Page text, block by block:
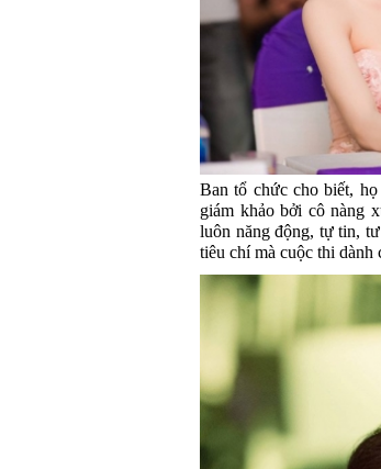
Ban tổ chức cho biết,
giám khảo bởi cô nàng
luôn năng động, tự tin,
tiêu chí mà cuộc thi